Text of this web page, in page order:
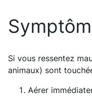
Si vous ressentez
animaux) sont
Aérer